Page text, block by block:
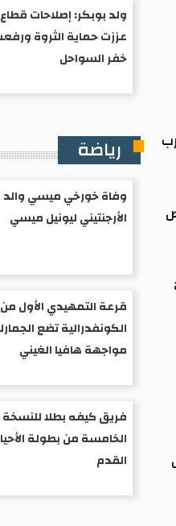
ولد بوبكر: إصلاحات
عززت حماية الثروة
خفر السواحل
رياضة
وفاة خورخي ميسي والد
الأرجنتيني ليونيل ميسي
قرعة التمهيدي الأول من
الكونفدرالية تضع
مواجهة هافيا الغيني
فريق كيفه بطلا للنسخة
الخامسة من بطولة
القدم